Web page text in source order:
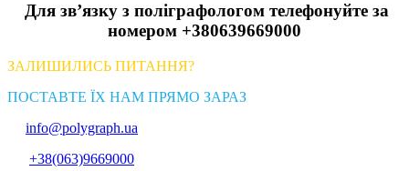
Для зв’язку з поліграфологом телефонуйте за
номером +380639669000
ЗАЛИШИЛИСЬ ПИТАННЯ?
ПОСТАВТЕ ЇХ НАМ ПРЯМО ЗАРАЗ
info@polygraph.ua
+38(063)9669000